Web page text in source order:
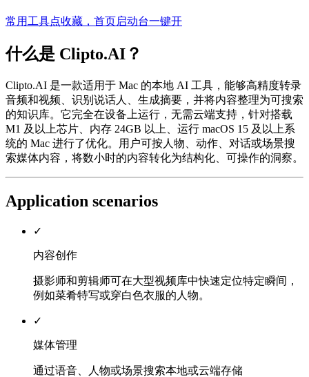
常用工具点收藏，首页启动台一键开
什么是 Clipto.AI？
Clipto.AI 是一款适用于 Mac 的本地 AI 工具，能够高精度转录
音频和视频、识别说话人、生成摘要，并将内容整理为可搜索
的知识库。它完全在设备上运行，无需云端支持，针对搭载
M1 及以上芯片、内存 24GB 以上、运行 macOS 15 及以上系
统的 Mac 进行了优化。用户可按人物、动作、对话或场景搜
索媒体内容，将数小时的内容转化为结构化、可操作的洞察。
Application scenarios
✓
内容创作
摄影师和剪辑师可在大型视频库中快速定位特定瞬间，
例如菜肴特写或穿白色衣服的人物。
✓
媒体管理
通过语音、人物或场景搜索本地或云端存储